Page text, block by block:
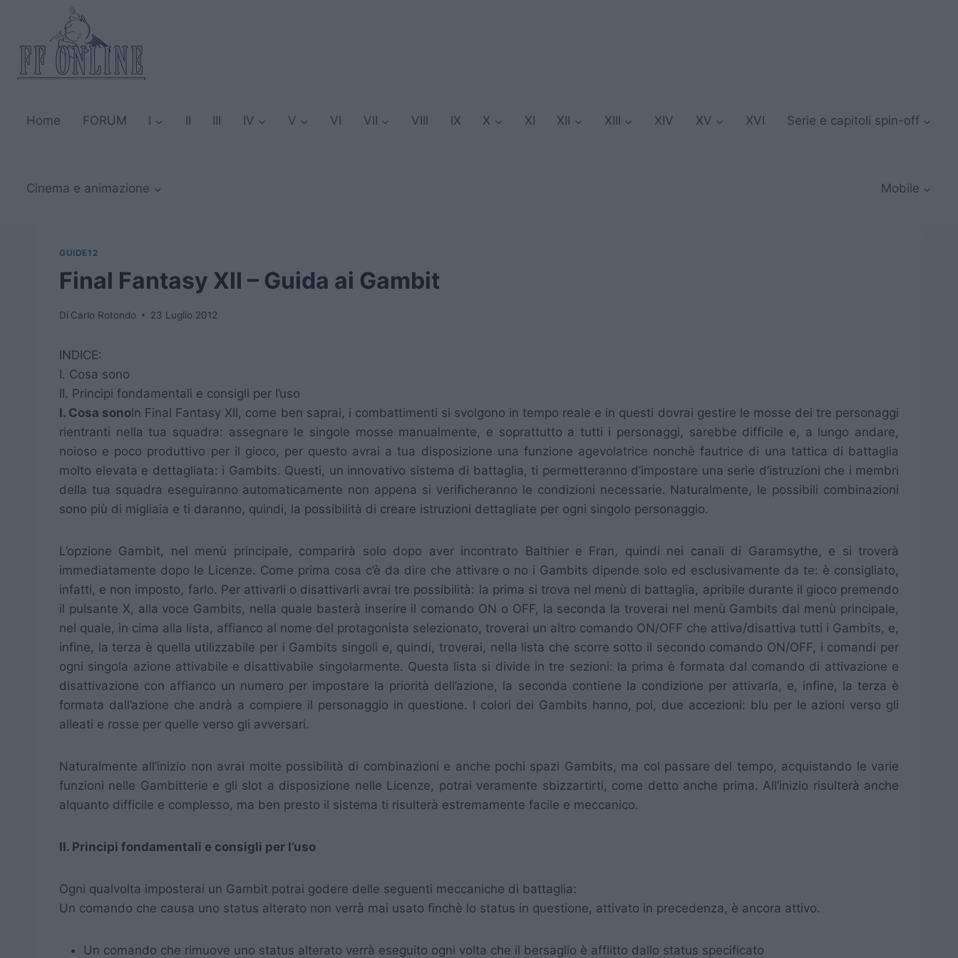
contenuto
Home FORUM I II III IV V VI VII VIII IX X XI XII XIII XIV XV XVI Serie e capitoli spin-off
Cinema e animazione Mobile
GUIDE12
Final Fantasy XII – Guida ai Gambit
Di Carlo Rotondo 23 Luglio 2012
INDICE:
I. Cosa sono
II. Principi fondamentali e consigli per l’uso
I. Cosa sonoIn Final Fantasy XII, come ben saprai, i combattimenti si svolgono in tempo reale e in questi dovrai gestire le mosse dei tre personaggi
rientranti nella tua squadra: assegnare le singole mosse manualmente, e soprattutto a tutti i personaggi, sarebbe difficile e, a lungo andare,
noioso e poco produttivo per il gioco, per questo avrai a tua disposizione una funzione agevolatrice nonchè fautrice di una tattica di battaglia
molto elevata e dettagliata: i Gambits. Questi, un innovativo sistema di battaglia, ti permetteranno d’impostare una serie d’istruzioni che i membri
della tua squadra eseguiranno automaticamente non appena si verificheranno le condizioni necessarie. Naturalmente, le possibili combinazioni
sono più di migliaia e ti daranno, quindi, la possibilità di creare istruzioni dettagliate per ogni singolo personaggio.
L’opzione Gambit, nel menù principale, comparirà solo dopo aver incontrato Balthier e Fran, quindi nei canali di Garamsythe, e si troverà
immediatamente dopo le Licenze. Come prima cosa c’è da dire che attivare o no i Gambits dipende solo ed esclusivamente da te: è consigliato,
infatti, e non imposto, farlo. Per attivarli o disattivarli avrai tre possibilità: la prima si trova nel menù di battaglia, apribile durante il gioco premendo
il pulsante X, alla voce Gambits, nella quale basterà inserire il comando ON o OFF, la seconda la troverai nel menù Gambits dal menù principale,
nel quale, in cima alla lista, affianco al nome del protagonista selezionato, troverai un altro comando ON/OFF che attiva/disattiva tutti i Gambits, e,
infine, la terza è quella utilizzabile per i Gambits singoli e, quindi, troverai, nella lista che scorre sotto il secondo comando ON/OFF, i comandi per
ogni singola azione attivabile e disattivabile singolarmente. Questa lista si divide in tre sezioni: la prima è formata dal comando di attivazione e
disattivazione con affianco un numero per impostare la priorità dell’azione, la seconda contiene la condizione per attivarla, e, infine, la terza è
formata dall’azione che andrà a compiere il personaggio in questione. I colori dei Gambits hanno, poi, due accezioni: blu per le azioni verso gli
alleati e rosse per quelle verso gli avversari.
Naturalmente all’inizio non avrai molte possibilità di combinazioni e anche pochi spazi Gambits, ma col passare del tempo, acquistando le varie
funzioni nelle Gambitterie e gli slot a disposizione nelle Licenze, potrai veramente sbizzartirti, come detto anche prima. All’inizio risulterà anche
alquanto difficile e complesso, ma ben presto il sistema ti risulterà estremamente facile e meccanico.
II. Principi fondamentali e consigli per l’uso
Ogni qualvolta imposterai un Gambit potrai godere delle seguenti meccaniche di battaglia:
Un comando che causa uno status alterato non verrà mai usato finchè lo status in questione, attivato in precedenza, è ancora attivo.
Un comando che rimuove uno status alterato verrà eseguito ogni volta che il bersaglio è afflitto dallo status specificato